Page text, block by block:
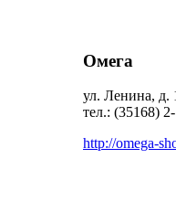
Омега
ул. Ленина, д.
тел.: (35168)
http://omega-